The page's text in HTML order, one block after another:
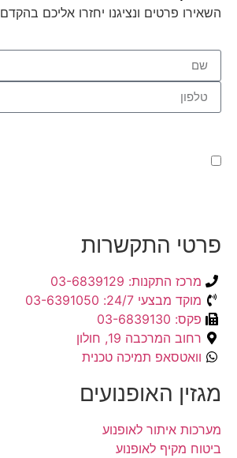
השאירו פרטים ונציגנו יחזרו אליכם בהקדם
פרטי התקשרות
מרכז התקנות: 03-6839129
מוקד מבצעי 24/7: 03-6391050
פקס: 03-6839130
רחוב המרכבה 19, חולון
וואטסאפ תמיכה טכנית
מגזין האופנועים
מערכות איתור לאופנוע
ביטוח מקיף לאופנוע